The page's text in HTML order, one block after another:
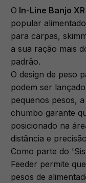
O In-Line Banjo
popular
para carpas,
a sua ração mais
padrão.
O design de peso
podem ser
pequenos pesos,
chumbo garante
posicionado na
distância e
Como parte do
Feeder permite
pesos de